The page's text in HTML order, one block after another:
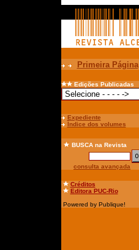
Primeira Página
Edições Publicadas
Expediente
Índice dos volumes
BUSCAna Revista
consulta avançada
Créditos
Editora PUC-Rio
Powered by Publique!